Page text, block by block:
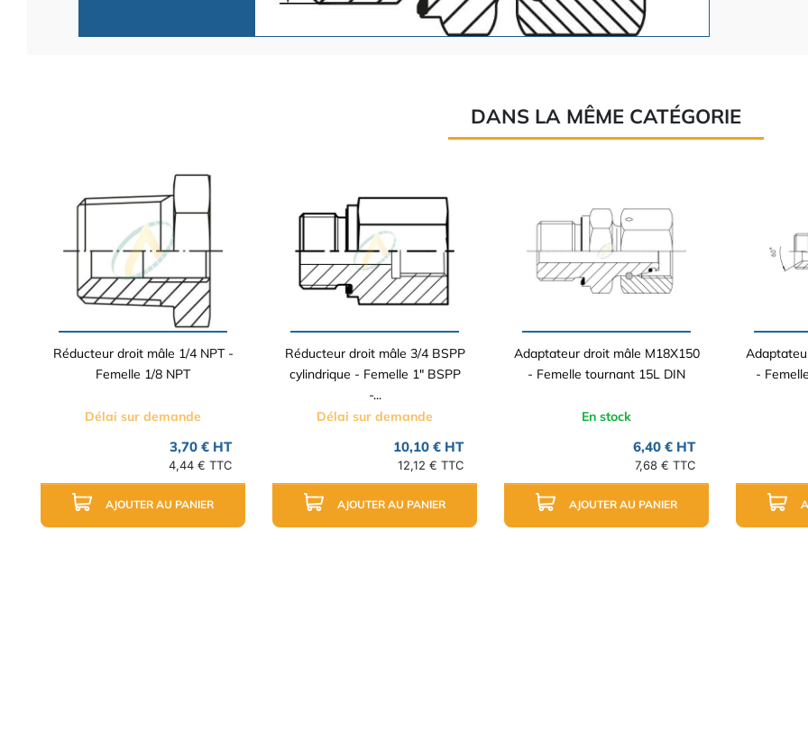
DANS LA MÊME CATÉGORIE
Réducteur droit mâle 1/4 NPT -
Femelle 1/8 NPT
Délai sur demande
3,70 € HT
4,44 € TTC
AJOUTER AU PANIER
Réducteur droit mâle 3/4 BSPP
cylindrique - Femelle 1" BSPP
-...
Délai sur demande
10,10 € HT
12,12 € TTC
AJOUTER AU PANIER
Adaptateur droit mâle M18X150
- Femelle tournant 15L DIN
En stock
6,40 € HT
7,68 € TTC
AJOUTER AU PANIER
-